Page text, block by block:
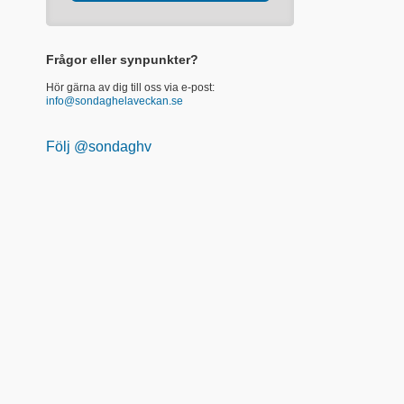
Frågor eller synpunkter?
Hör gärna av dig till oss via e-post:
info@sondaghelaveckan.se
Följ @sondaghv